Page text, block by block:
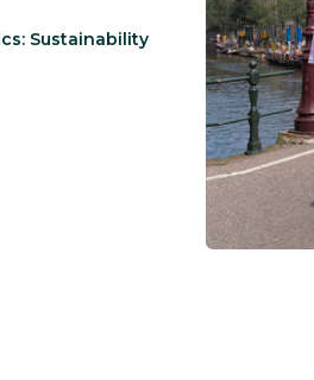
Sustainability